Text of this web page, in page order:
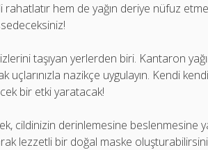
hem de yağın deriye nüfuz
taşıyan yerlerden biri. Kantaron
uçlarınızla nazikçe uygulayın. Kendi
bir etki yaratacak!
cildinizin derinlemesine beslenmesine
lezzetli bir doğal maske